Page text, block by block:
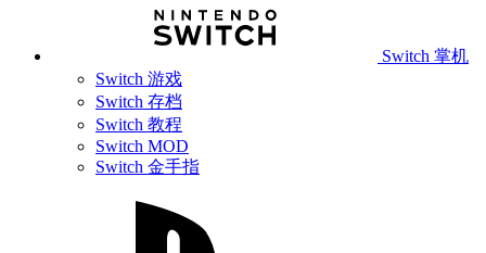
Switch 掌机
Switch 游戏
Switch 存档
Switch 教程
Switch MOD
Switch 金手指